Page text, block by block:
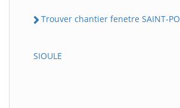
Trouver chantier fenetre SAINT-
SIOULE